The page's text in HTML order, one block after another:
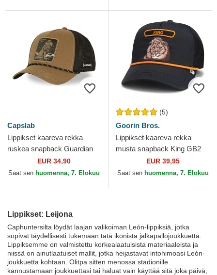
Capslab
Lippikset kaareva rekka
ruskea snapback Guardian
BEA3 LIOB Leijona Pedot
Capslab
EUR 34,90
Saat sen huomenna, 7. Elokuu
(5)
Goorin Bros.
Lippikset kaareva rekka
musta snapback King GB2
Lion The Rocker The Farm
Goorin Bros.
EUR 39,95
Saat sen huomenna, 7. Elokuu
Lippikset: Leijona
Caphuntersilta löydät laajan valikoiman León-lippiksiä, jotka
sopivat täydellisesti tukemaan tätä ikonista jalkapallojoukkuetta.
Lippiksemme on valmistettu korkealaatuisista materiaaleista ja
niissä on ainutlaatuiset mallit, jotka heijastavat intohimoasi León-
joukkuetta kohtaan. Olitpa sitten menossa stadionille
kannustamaan joukkuettasi tai haluat vain käyttää sitä joka päivä,